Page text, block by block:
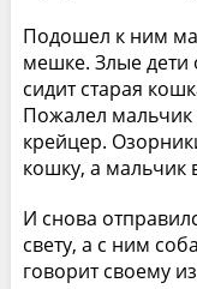
Подошел к ним
мешке. Злые дети
сидит старая
Пожалел мальчик
крейцер.
кошку, а мальчик
И снова
свету, а с ним
говорит своему